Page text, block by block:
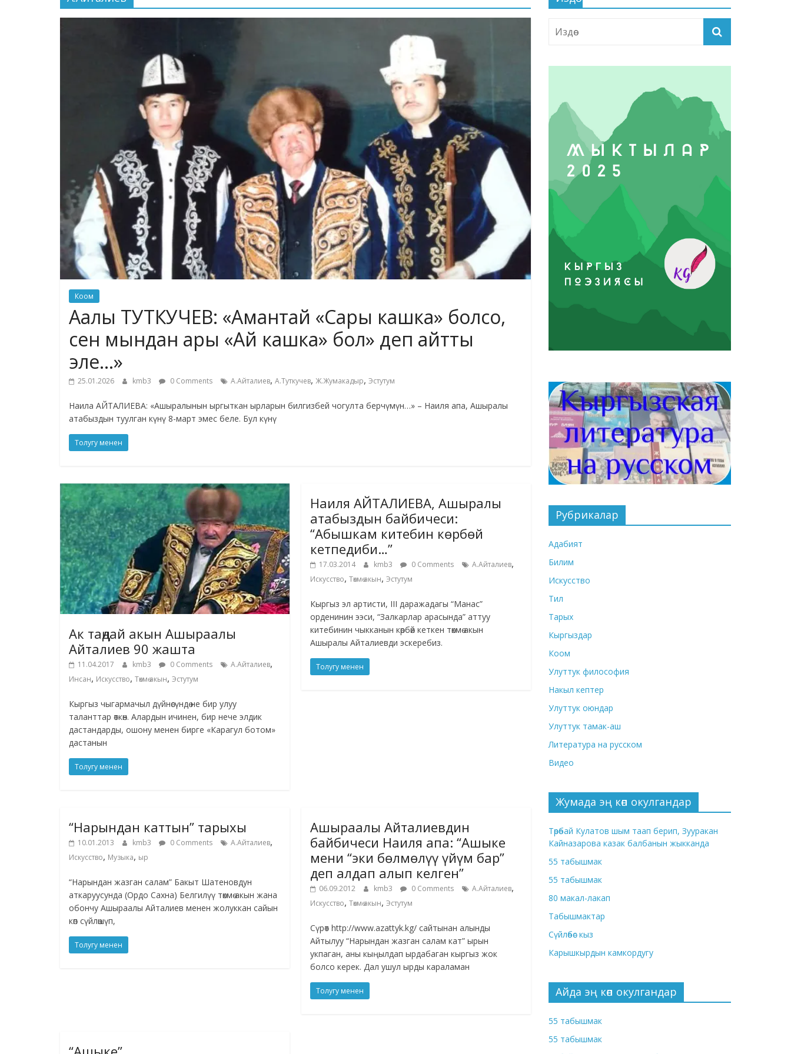
Коом
Аалы ТУТКУЧЕВ: «Амантай «Сары кашка» болсо,
сен мындан ары «Ай кашка» бол» деп айтты
эле…»
25.01.2026 kmb3 0 Comments А.Айталиев, А.Туткучев, Ж.Жумакадыр, Эстутум
Наила АЙТАЛИЕВА: «Ашыралынын ыргыткан ырларын билгизбей чогулта берчүмүн…» – Наиля апа, Ашыралы
атабыздын туулган күнү 8-март эмес беле. Бул күнү
Толугу менен
Ак таңдай акын Ашыраалы
Айталиев 90 жашта
11.04.2017 kmb3 0 Comments А.Айталиев,
Инсан, Искусство, Төкмө акын, Эстутум
Кыргыз чыгармачыл дүйнөсүндө не бир улуу
таланттар өткөн. Алардын ичинен, бир нече элдик
дастандарды, ошону менен бирге «Карагул ботом»
дастанын
Толугу менен
Наиля АЙТАЛИЕВА, Ашыралы
атабыздын байбичеси:
“Абышкам китебин көрбөй
кетпедиби…”
17.03.2014 kmb3 0 Comments А.Айталиев,
Искусство,Төкмө акын,Эстутум
Кыргыз эл артисти, III даражадагы “Манас”
орденинин ээси, “Залкарлар арасында” аттуу
китебинин чыкканын көрбөй кеткен төкмө акын
Ашыралы Айталиевди эскеребиз.
Толугу менен
“Нарындан каттын” тарыхы
10.01.2013 kmb3 0 Comments А.Айталиев,
Искусство, Музыка, ыр
“Нарындан жазган салам” Бакыт Шатеновдун
аткаруусунда (Ордо Сахна) Белгилүү төкмө акын жана
обончу Ашыраалы Айталиев менен жолуккан сайын
көп сүйлөшүп,
Толугу менен
Ашыраалы Айталиевдин
байбичеси Наиля апа: “Ашыке
мени “эки бөлмөлүү үйүм бар”
деп алдап алып келген”
06.09.2012 kmb3 0 Comments А.Айталиев,
Искусство,Төкмө акын,Эстутум
Сүрөт http://www.azattyk.kg/ сайтынан алынды
Айтылуу “Нарындан жазган салам кат” ырын
укпаган, аны кыңылдап ырдабаган кыргыз жок
болсо керек. Дал ушул ырды караламан
Толугу менен
Рубрикалар
Адабият
Билим
Искусство
Тил
Тарых
Кыргыздар
Коом
Улуттук философия
Накыл кептер
Улуттук оюндар
Улуттук тамак-аш
Литература на русском
Видео
Жумада эң көп окулгандар
Төрөбай Кулатов шым таап берип, Зууракан
Кайназарова казак балбанын жыкканда
55 табышмак
55 табышмак
80 макал-лакап
Табышмактар
Сүйлөбөс кыз
Карышкырдын камкордугу
Айда эң көп окулгандар
55 табышмак
55 табышмак